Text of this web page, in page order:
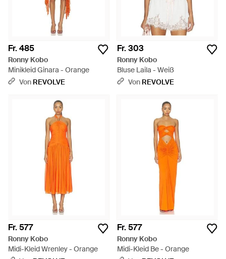
Fr. 485
Ronny Kobo
Minikleid Ginara - Orange
Von REVOLVE
Fr. 303
Ronny Kobo
Bluse Laila - Weiß
Von REVOLVE
Fr. 577
Ronny Kobo
Midi-Kleid Wrenley - Orange
Fr. 577
Ronny Kobo
Midi-Kleid Be - Orange